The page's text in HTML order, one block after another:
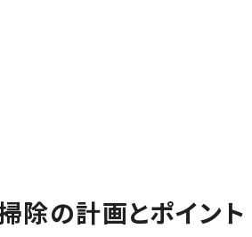
除の計画とポイント